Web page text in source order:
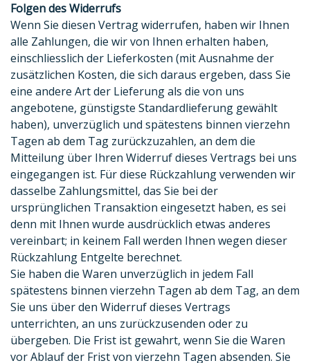
Folgen des Widerrufs
Wenn Sie diesen Vertrag widerrufen, haben wir Ihnen
alle Zahlungen, die wir von Ihnen erhalten haben,
einschliesslich der Lieferkosten (mit Ausnahme der
zusätzlichen Kosten, die sich daraus ergeben, dass Sie
eine andere Art der Lieferung als die von uns
angebotene, günstigste Standardlieferung gewählt
haben), unverzüglich und spätestens binnen vierzehn
Tagen ab dem Tag zurückzuzahlen, an dem die
Mitteilung über Ihren Widerruf dieses Vertrags bei uns
eingegangen ist. Für diese Rückzahlung verwenden wir
dasselbe Zahlungsmittel, das Sie bei der
ursprünglichen Transaktion eingesetzt haben, es sei
denn mit Ihnen wurde ausdrücklich etwas anderes
vereinbart; in keinem Fall werden Ihnen wegen dieser
Rückzahlung Entgelte berechnet.
Sie haben die Waren unverzüglich in jedem Fall
spätestens binnen vierzehn Tagen ab dem Tag, an dem
Sie uns über den Widerruf dieses Vertrags
unterrichten, an uns zurückzusenden oder zu
übergeben. Die Frist ist gewahrt, wenn Sie die Waren
vor Ablauf der Frist von vierzehn Tagen absenden. Sie